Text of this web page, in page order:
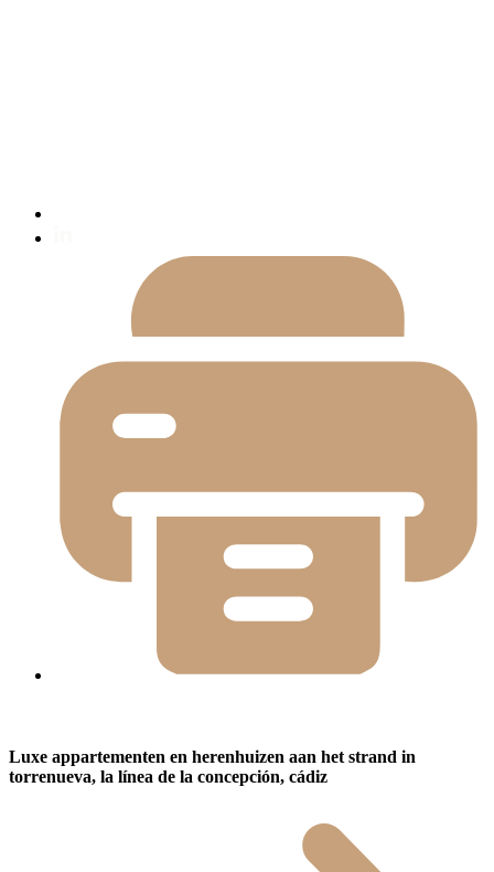
Luxe appartementen en herenhuizen aan het strand in
torrenueva, la línea de la concepción, cádiz